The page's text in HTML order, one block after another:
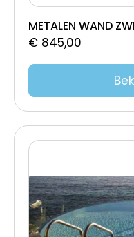
620x330x150
620x300x150
610x370x150
603x253
600x300x150
600x120cm
600 X 320 X
600 x 300 x
600 x 300 x 125
585x290x150
METALEN WAND
€ 845,00